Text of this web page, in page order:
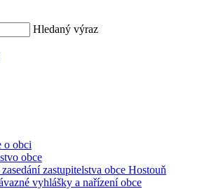
Hledaný výraz
o obci
obce
zastupitelstva obce Hostouň
vyhlášky a nařízení obce